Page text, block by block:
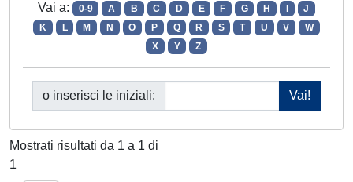
Vai a: 0-9 A B C D E F G H
J
K
L M N O P Q R S T U V
W
X
Y Z
o inserisci le iniziali:
Mostrati risultati da 1 a 1 di
1